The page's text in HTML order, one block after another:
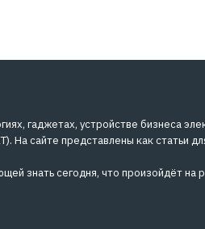
гаджетах, устройстве бизнеса
На сайте представлены как статьи
знать сегодня, что произойдёт на